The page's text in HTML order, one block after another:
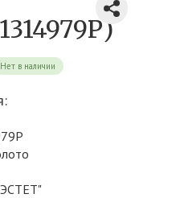
Нет в наличии